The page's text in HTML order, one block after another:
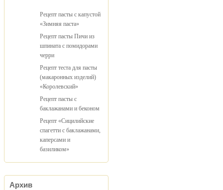
Рецепт пасты с капустой
«Зимняя паста»
Рецепт пасты Пичи из
шпината с помидорами
черри
Рецепт теста для пасты
(макаронных изделий)
«Королевский»
Рецепт пасты с
баклажанами и беконом
Рецепт «Сицилийские
спагетти с баклажанами,
каперсами и
базиликом»
Архив